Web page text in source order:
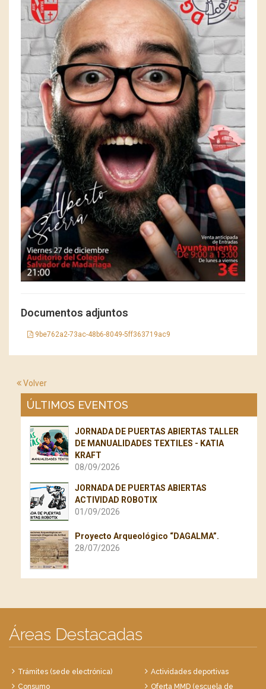
Documentos adjuntos
9be762a2-73ac-48b6-8049-5ff363719ac9
Volver
ÚLTIMOS EVENTOS
JORNADA DE PUERTAS ABIERTAS TALLER
DE MANUALIDADES TEXTILES - KATIA
KRAFT
08/09/2026
JORNADA DE PUERTAS ABIERTAS
ACTIVIDAD ROBOTIX
01/09/2026
Proyecto Arqueológico “DAGALMA”.
28/07/2026
Áreas Destacadas
Trámites (sede electrónica)
Consumo
Actividades deportivas
Oferta MMD (escuela de